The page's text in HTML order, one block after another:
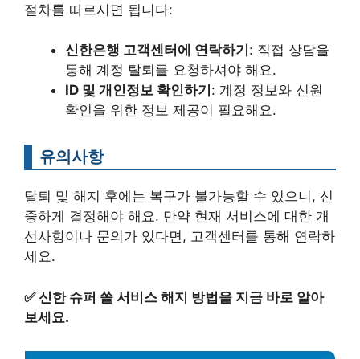
절차를 따르시면 됩니다:
신한은행 고객센터에 연락하기 : 직접 상담을
통해 계정 탈퇴를 요청하셔야 해요.
ID 및 개인정보 확인하기 : 계정 정보와 신원
확인을 위한 정보 제공이 필요해요.
유의사항
탈퇴 및 해지 후에는 복구가 불가능할 수 있으니, 신
중하게 결정해야 해요. 만약 현재 서비스에 대한 개
선사항이나 문의가 있다면, 고객센터를 통해 연락하
세요.
✅신한 슈퍼 쏠 서비스 해지 방법을 지금 바로 알아
보세요.